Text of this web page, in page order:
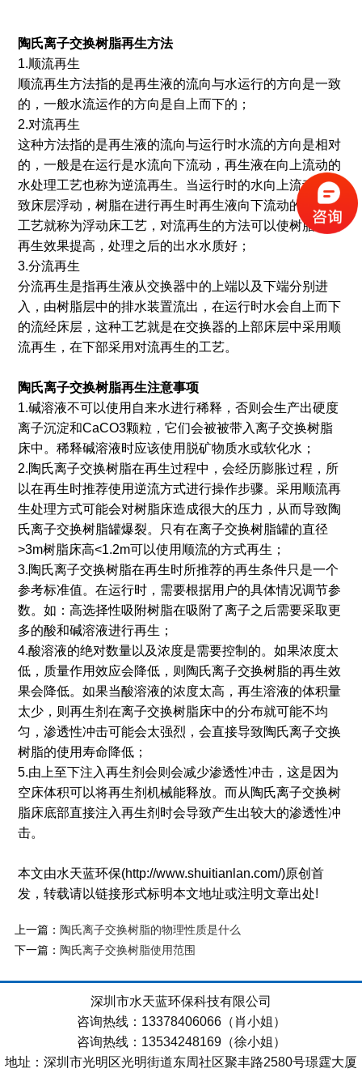
陶氏离子交换树脂再生方法
1.顺流再生
顺流再生方法指的是再生液的流向与水运行的方向是一致
的，一般水流运作的方向是自上而下的；
2.对流再生
这种方法指的是再生液的流向与运行时水流的方向是相对
的，一般是在运行是水流向下流动，再生液在向上流动的
水处理工艺也称为逆流再生。当运行时的水向上流动，导
致床层浮动，树脂在进行再生时再生液向下流动的水处理
工艺就称为浮动床工艺，对流再生的方法可以使树脂层的
再生效果提高，处理之后的出水水质好；
3.分流再生
分流再生是指再生液从交换器中的上端以及下端分别进
入，由树脂层中的排水装置流出，在运行时水会自上而下
的流经床层，这种工艺就是在交换器的上部床层中采用顺
流再生，在下部采用对流再生的工艺。
陶氏离子交换树脂再生注意事项
1.碱溶液不可以使用自来水进行稀释，否则会生产出硬度
离子沉淀和CaCO3颗粒，它们会被被带入离子交换树脂
床中。稀释碱溶液时应该使用脱矿物质水或软化水；
2.陶氏离子交换树脂在再生过程中，会经历膨胀过程，所
以在再生时推荐使用逆流方式进行操作步骤。采用顺流再
生处理方式可能会对树脂床造成很大的压力，从而导致陶
氏离子交换树脂罐爆裂。只有在离子交换树脂罐的直径
>3m树脂床高<1.2m可以使用顺流的方式再生；
3.陶氏离子交换树脂在再生时所推荐的再生条件只是一个
参考标准值。在运行时，需要根据用户的具体情况调节参
数。如：高选择性吸附树脂在吸附了离子之后需要采取更
多的酸和碱溶液进行再生；
4.酸溶液的绝对数量以及浓度是需要控制的。如果浓度太
低，质量作用效应会降低，则陶氏离子交换树脂的再生效
果会降低。如果当酸溶液的浓度太高，再生溶液的体积量
太少，则再生剂在离子交换树脂床中的分布就可能不均
匀，渗透性冲击可能会太强烈，会直接导致陶氏离子交换
树脂的使用寿命降低；
5.由上至下注入再生剂会则会减少渗透性冲击，这是因为
空床体积可以将再生剂机械能释放。而从陶氏离子交换树
脂床底部直接注入再生剂时会导致产生出较大的渗透性冲
击。
本文由水天蓝环保(http://www.shuitianlan.com/)原创首
发，转载请以链接形式标明本文地址或注明文章出处!
上一篇： 陶氏离子交换树脂的物理性质是什么
下一篇： 陶氏离子交换树脂使用范围
深圳市水天蓝环保科技有限公司
咨询热线：13378406066（肖小姐）
咨询热线：13534248169（徐小姐）
地址：深圳市光明区光明街道东周社区聚丰路2580号璟霆大厦